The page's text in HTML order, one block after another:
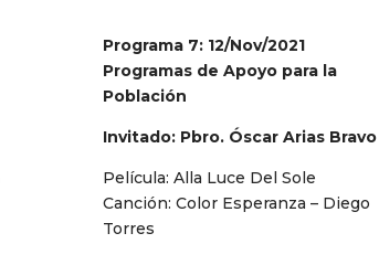
Programa 7: 12/Nov/2021
Programas de Apoyo para la
Población
Invitado: Pbro. Óscar Arias Bravo
Película: Alla Luce Del Sole
Canción: Color Esperanza – Diego
Torres